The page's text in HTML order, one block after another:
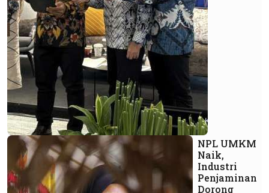
NPL UMKM
Naik,
Industri
Penjaminan
Dorong